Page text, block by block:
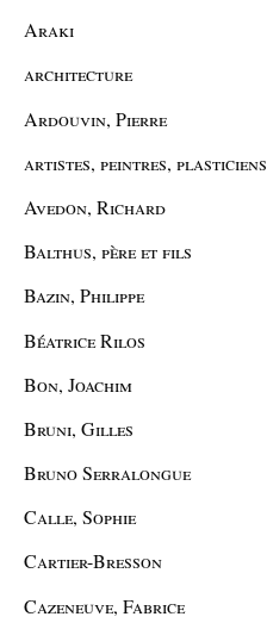
Araki
architecture
Ardouvin, Pierre
artistes, peintres, plasticiens
Avedon, Richard
Balthus, père et fils
Bazin, Philippe
Béatrice Rilos
Bon, Joachim
Bruni, Gilles
Bruno Serralongue
Calle, Sophie
Cartier-Bresson
Cazeneuve, Fabrice